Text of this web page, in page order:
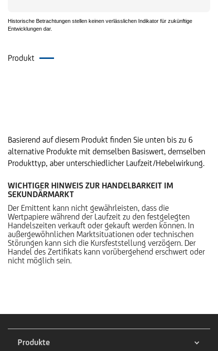
Historische Betrachtungen stellen keinen verlässlichen Indikator für zukünftige
Entwicklungen dar.
Produkt
Basierend auf diesem Produkt finden Sie unten bis zu 6
alternative Produkte mit demselben Basiswert, demselben
Produkttyp, aber unterschiedlicher Laufzeit/Hebelwirkung.
WICHTIGER HINWEIS ZUR HANDELBARKEIT IM
SEKUNDÄRMARKT
Der Emittent kann nicht gewährleisten, dass die
Wertpapiere während der Laufzeit zu den festgelegten
Handelszeiten verkauft oder gekauft werden können. In
außergewöhnlichen Marktsituationen oder technischen
Störungen kann sich die Kursfeststellung verzögern. Der
Handel des Zertifikats kann vorübergehend erschwert oder
nicht möglich sein.
Produkte